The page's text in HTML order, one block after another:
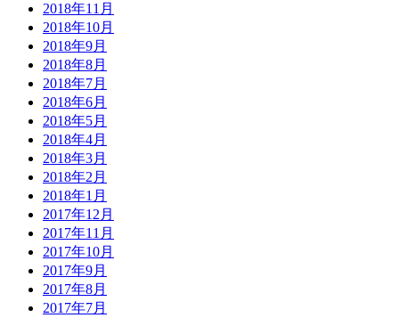
2018年11月
2018年10月
2018年9月
2018年8月
2018年7月
2018年6月
2018年5月
2018年4月
2018年3月
2018年2月
2018年1月
2017年12月
2017年11月
2017年10月
2017年9月
2017年8月
2017年7月